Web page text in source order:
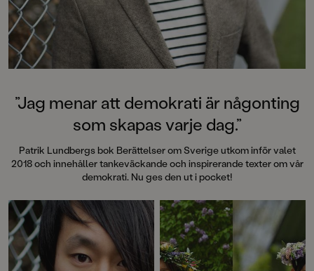
dinosaurier, kroppen, hajar,
vulkaner och giftiga djur.
”Jag menar att demokrati är någonting
som skapas varje dag.”
Patrik Lundbergs bok Berättelser om Sverige utkom inför valet
2018 och innehåller tankeväckande och inspirerande texter om vår
demokrati. Nu ges den ut i pocket!